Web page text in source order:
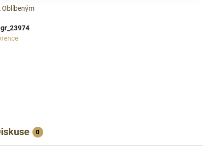
Oblíbeným
gr_23974
0